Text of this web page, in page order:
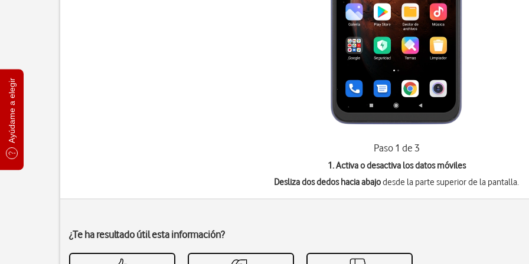
Ayúdame a elegir
Paso 1 de 3
1. Activa o desactiva los datos móviles
Desliza dos dedos hacia abajodesde la parte superior de la pantalla.
¿Te ha resultado útil esta información?